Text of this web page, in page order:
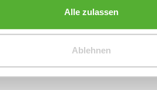
Alle zulassen
Ablehnen